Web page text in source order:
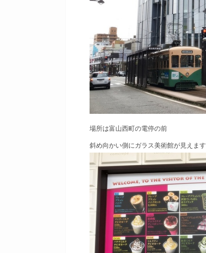
場所は富山西町の電停の前
斜め向かい側にガラス美術館が見えます